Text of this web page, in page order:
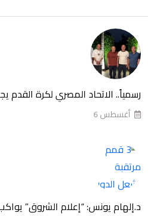
الدور
الدوري
الممتاز
رسمياً.. الاتحاد المصري لكرة القدم
أغسطس 6
د.إلهام يونس: “إعلام الشروق”